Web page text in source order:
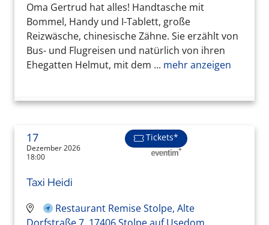
Oma Gertrud hat alles! Handtasche mit
Bommel, Handy und I-Tablett, große
Reizwäsche, chinesische Zähne. Sie erzählt von
Bus- und Flugreisen und natürlich von ihren
Ehegatten Helmut, mit dem ... mehr anzeigen
17
Dezember 2026
18:00
Tickets*
Taxi Heidi
Restaurant Remise Stolpe, Alte